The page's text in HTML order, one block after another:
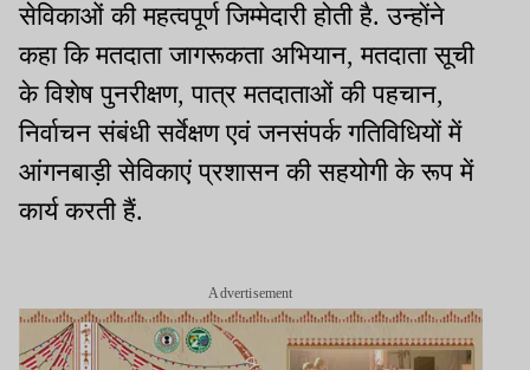
सेविकाओं की महत्वपूर्ण जिम्मेदारी होती है. उन्होंने
कहा कि मतदाता जागरूकता अभियान, मतदाता सूची
के विशेष पुनरीक्षण, पात्र मतदाताओं की पहचान,
निर्वाचन संबंधी सर्वेक्षण एवं जनसंपर्क गतिविधियों में
आंगनबाड़ी सेविकाएं प्रशासन की सहयोगी के रूप में
कार्य करती हैं.
Advertisement